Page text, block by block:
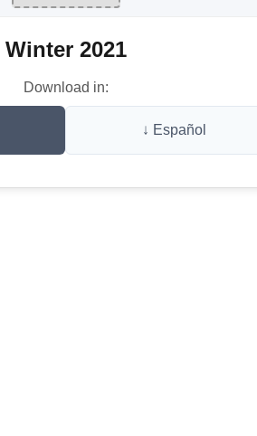
Winter 2021
Download in:
↓ Español